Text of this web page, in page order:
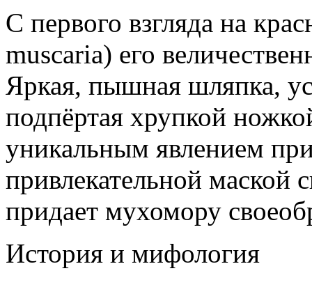
С первого взгляда на
muscaria) его
Яркая, пышная шляпка,
подпёртая хрупкой
уникальным явлением
привлекательной маской
придает мухомору
История и мифология